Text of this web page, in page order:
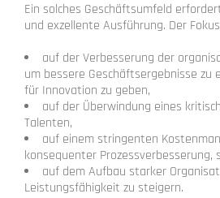
Ein solches Geschäftsumfeld
und exzellente Ausführung. Der
auf der Verbesserung der
um bessere Geschäftsergebnisse zu
für Innovation zu geben,
auf der Überwindung eines
Talenten,
auf einem stringenten
konsequenter Prozessverbesserung,
auf dem Aufbau starker
Leistungsfähigkeit zu steigern.